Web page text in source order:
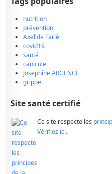
nutrition
prévention
Axel de Tarlé
covid19
santé
canicule
Josephine ARGENCE
grippe
Site santé certifié
Ce site respecte les
Vérifiez ici.